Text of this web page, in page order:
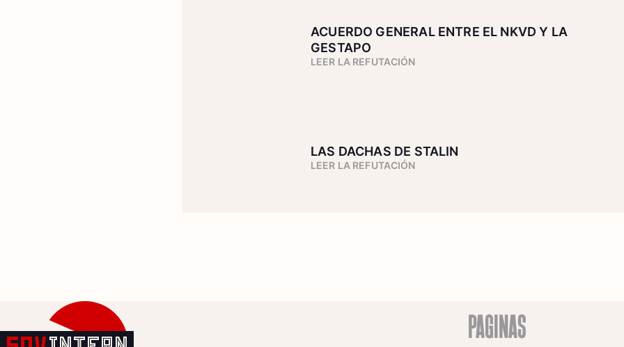
ACUERDO GENERAL ENTRE EL NKVD Y LA
GESTAPO
LEER LA REFUTACIÓN
LAS DACHAS DE STALIN
LEER LA REFUTACIÓN
PÁGINAS